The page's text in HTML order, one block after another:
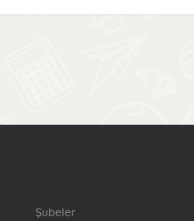
Şubeler